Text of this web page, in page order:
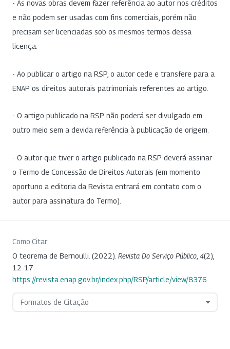
- As novas obras devem fazer referência ao autor nos créditos
e não podem ser usadas com fins comerciais, porém não
precisam ser licenciadas sob os mesmos termos dessa
licença.
- Ao publicar o artigo na RSP, o autor cede e transfere para a
ENAP os direitos autorais patrimoniais referentes ao artigo.
- O artigo publicado na RSP não poderá ser divulgado em
outro meio sem a devida referência à publicação de origem.
- O autor que tiver o artigo publicado na RSP deverá assinar
o Termo de Concessão de Direitos Autorais (em momento
oportuno a editoria da Revista entrará em contato com o
autor para assinatura do Termo).
Como Citar
O teorema de Bernoulli. (2022). Revista Do Serviço Público 4(2),
12-17.
https://revista.enap.gov.br/index.php/RSP/article/view/8376
Formatos de Citação